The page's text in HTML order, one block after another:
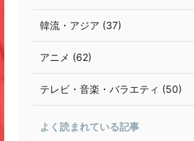
韓流・アジア (37)
アニメ (62)
テレビ・音楽・バラエティ (50)
よく読まれている記事